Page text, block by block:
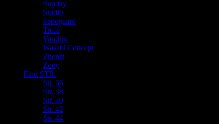
Sunday
Studio
Sandgaard
Trofé
Vanting
Wasabi Concept
Zhenzi
Zoey
Find STR.
Str. 36
Str. 38
Str. 40
Str. 42
Str. 44